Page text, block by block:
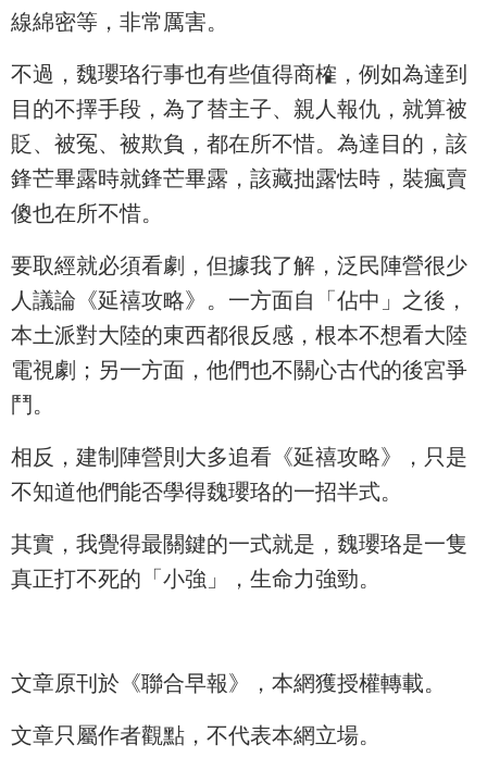
線綿密等，非常厲害。
不過，魏瓔珞行事也有些值得商榷，例如為達到
目的不擇手段，為了替主子、親人報仇，就算被
貶、被冤、被欺負，都在所不惜。為達目的，該
鋒芒畢露時就鋒芒畢露，該藏拙露怯時，裝瘋賣
傻也在所不惜。
要取經就必須看劇，但據我了解，泛民陣營很少
人議論《延禧攻略》。一方面自「佔中」之後，
本土派對大陸的東西都很反感，根本不想看大陸
電視劇；另一方面，他們也不關心古代的後宮爭
鬥。
相反，建制陣營則大多追看《延禧攻略》，只是
不知道他們能否學得魏瓔珞的一招半式。
其實，我覺得最關鍵的一式就是，魏瓔珞是一隻
真正打不死的「小強」，生命力強勁。
文章原刊於《聯合早報》，本網獲授權轉載。
文章只屬作者觀點，不代表本網立場。